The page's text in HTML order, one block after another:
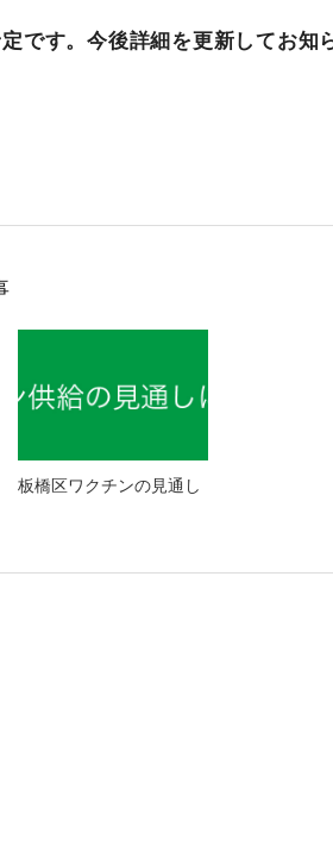
です。今後詳細を更新してお知
板橋区ワクチンの見通し